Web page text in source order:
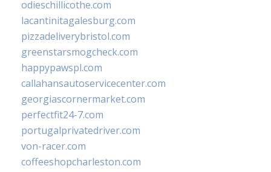
odieschillicothe.com
lacantinitagalesburg.com
pizzadeliverybristol.com
greenstarsmogcheck.com
happypawspl.com
callahansautoservicecenter.com
georgiascornermarket.com
perfectfit24-7.com
portugalprivatedriver.com
von-racer.com
coffeeshopcharleston.com